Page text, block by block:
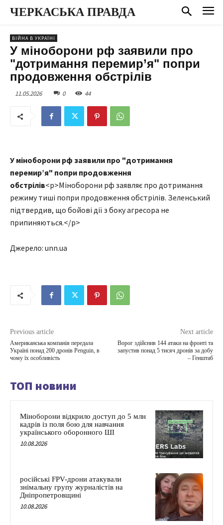
ЧЕРКАСЬКА ПРАВДА
ВІЙНА В УКРАЇНІ
У міноборони рф заявили про
"дотримання перемир’я" попри
продовження обстрілів
11.05.2026 0 44
У міноборони рф заявили про "дотримання
перемир’я" попри продовження
обстрілів<p>Міноборони рф заявляє про дотримання
режиму тиші попри продовження обстрілів. Зеленський
підтвердив, що бойові дії з боку агресора не
припиняються.</p>
Джерело: unn.ua
Previous article
Американська компанія передала
Україні понад 200 дронів Penguin, в
чому їх особливість
Next article
Ворог здійснив 144 атаки на фронті та
запустив понад 5 тисяч дронів за добу
– Генштаб
ТОП новини
Міноборони відкрило доступ до 5 млн
кадрів із поля бою для навчання
українського оборонного ШІ
10.08.2026
російські FPV-дрони атакували
знімальну групу журналістів на
Дніпропетровщині
10.08.2026